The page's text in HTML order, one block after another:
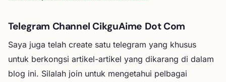
Telegram Channel CikguAime Dot Com
Saya juga telah create satu telegram yang khusus
untuk berkongsi artikel-artikel yang dikarang di dalam
blog ini. Silalah join untuk mengetahui pelbagai